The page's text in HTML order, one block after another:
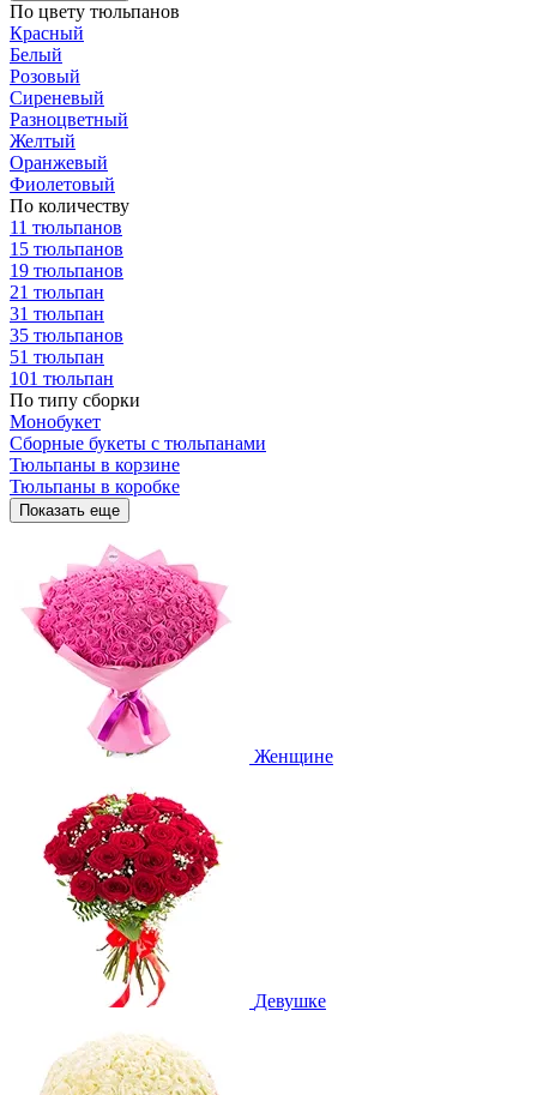
По цвету тюльпанов
Красный
Белый
Розовый
Сиреневый
Разноцветный
Желтый
Оранжевый
Фиолетовый
По количеству
11 тюльпанов
15 тюльпанов
19 тюльпанов
21 тюльпан
31 тюльпан
35 тюльпанов
51 тюльпан
101 тюльпан
По типу сборки
Монобукет
Сборные букеты с тюльпанами
Тюльпаны в корзине
Тюльпаны в коробке
Показать еще
Женщине
Девушке